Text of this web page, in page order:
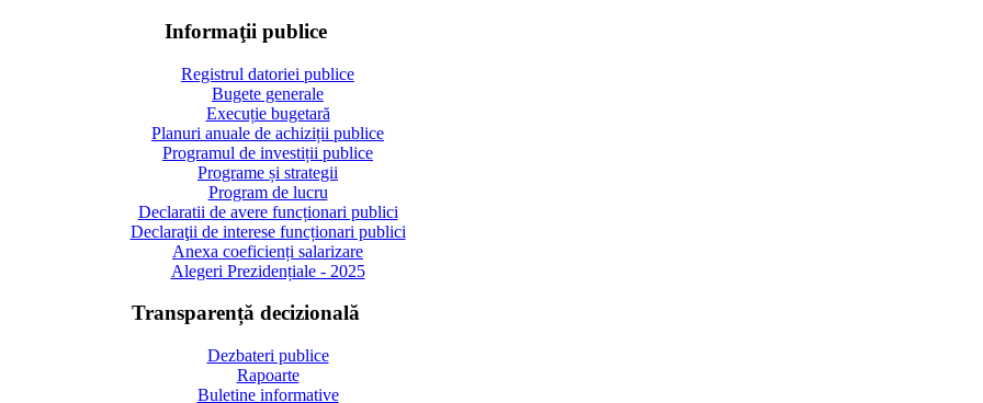
Informaţii publice
Registrul datoriei publice
Bugete generale
Execuție bugetară
Planuri anuale de achiziții publice
Programul de investiții publice
Programe și strategii
Program de lucru
Declaratii de avere funcționari publici
Declaraţii de interese funcționari publici
Anexa coeficienți salarizare
Alegeri Prezidențiale - 2025
Transparență decizională
Dezbateri publice
Rapoarte
Buletine informative